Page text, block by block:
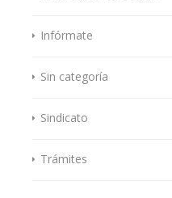
Infórmate
Sin categoría
Sindicato
Trámites